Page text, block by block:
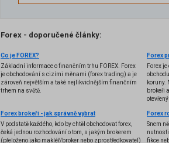
Forex - doporučené články:
Co je FOREX?
Základní informace o finančním trhu FOREX. Forex
je obchodování s cizími měnami (forex trading) a je
zároveň největším a také nejlikvidnějším finančním
trhem na světě.
Forex
Forex
koruny.
brokeři
Forex brokeři - jak správně vybrat
V podstatě každého, kdo by chtěl obchodovat forex,
čeká jednou rozhodování o tom, s jakým brokerem
(přeloženo jako makléř/broker nebo zprostředkovatel)
Snem
fikce